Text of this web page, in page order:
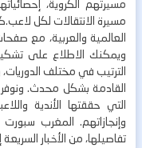
مسيرتهم الكروية،
مسيرة الانتقالات لكل
العالمية والعربية، مع
ويمكنك الاطلاع على
الترتيب في مختلف
القادمة بشكل محدث.
التي حققتها الأندية
وإنجازاتهم. المغرب
تفاصيلها، من الأخبار